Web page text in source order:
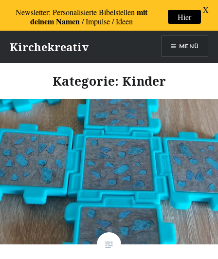
zum
Inhalt
Kirchekreativ MENÜ
Kategorie: Kinder
Newsletter: Personalisierte Bibelstellen mit
deinem Namen/ Impulse / Ideen Hier
X